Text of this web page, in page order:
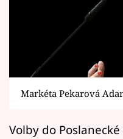
Sledujte prima+
Filmový festival
Markéta Pekarová
Volby do